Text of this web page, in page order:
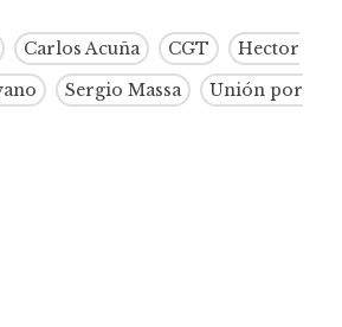
Carlos Acuña CGT
Hector
Sergio Massa
Unión por